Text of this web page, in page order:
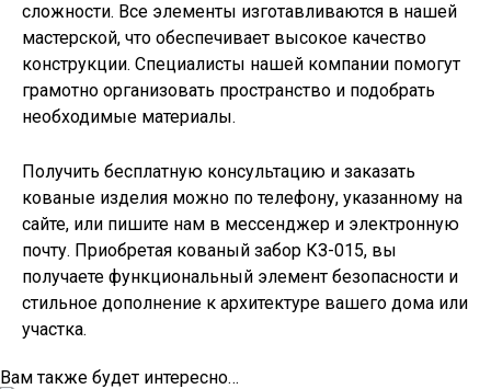
сложности. Все элементы изготавливаются в нашей
мастерской, что обеспечивает высокое качество
конструкции. Специалисты нашей компании помогут
грамотно организовать пространство и подобрать
необходимые материалы.
Получить бесплатную консультацию и заказать
кованые изделия можно по телефону, указанному на
сайте, или пишите нам в мессенджер и электронную
почту. Приобретая кованый забор КЗ-015, вы
получаете функциональный элемент безопасности и
стильное дополнение к архитектуре вашего дома или
участка.
Вам также будет интересно…